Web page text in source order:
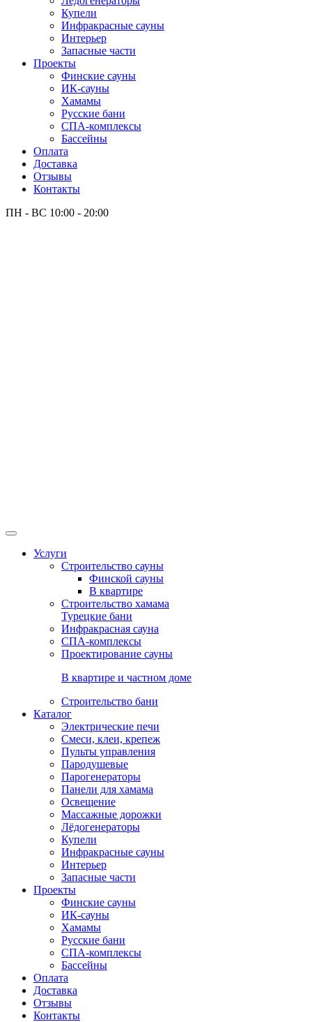
Купели
Инфракрасные сауны
Интерьер
Запасные части
Проекты
Финские сауны
ИК-сауны
Хамамы
Русские бани
СПА-комплексы
Бассейны
Оплата
Доставка
Отзывы
Контакты
ПН - ВС 10:00 - 20:00
Услуги
Строительство сауны
Финской сауны
В квартире
Строительство хамама
Турецкие бани
Инфракрасная сауна
СПА-комплексы
Проектирование сауны
В квартире и частном доме
Строительство бани
Каталог
Электрические печи
Смеси, клеи, крепеж
Пульты управления
Пародушевые
Парогенераторы
Панели для хамама
Освещение
Массажные дорожки
Лёдогенераторы
Купели
Инфракрасные сауны
Интерьер
Запасные части
Проекты
Финские сауны
ИК-сауны
Хамамы
Русские бани
СПА-комплексы
Бассейны
Оплата
Доставка
Отзывы
Контакты